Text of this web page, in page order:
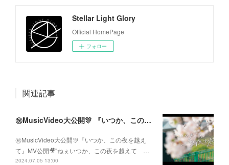
Stellar Light Glory
Official HomePage
フォロー
関連記事
㊗️MusicVideo大公開🎊 『いつか、この夜を越えて』MV公開🎥
㊗️MusicVideo大公開🎊『いつか、この夜を越え
て』MV公開🎥"ねぇいつか、この夜を越えて …
2024.07.05 13:00